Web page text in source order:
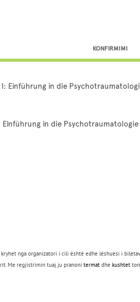
KONFIRMIMI
Einführung in die
in die
nga organizatori i cili është edhe lëshuesi i
Me regjistrimin tuaj ju pranoni termat dhe kushtet